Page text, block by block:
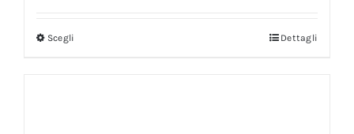
Scegli Dettagli